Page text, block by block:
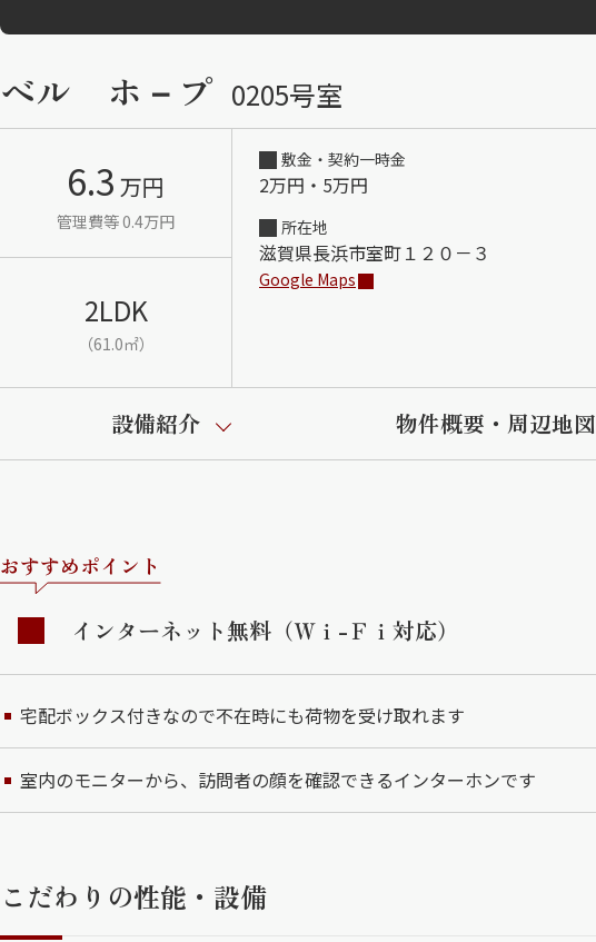
ベル ホ－プ 0205号室
6.3 万円
管理費等 0.4万円
2LDK
（61.0㎡）
敷金・契約一時金
2万円・5万円
所在地
滋賀県長浜市室町１２０－３
Google Maps
設備紹介 物件概要・周辺地図
おすすめポイント
インターネット無料（Ｗｉ-Ｆｉ対応）
宅配ボックス付きなので不在時にも荷物を受け取れます
室内のモニターから、訪問者の顔を確認できるインターホンです
こだわりの性能・設備